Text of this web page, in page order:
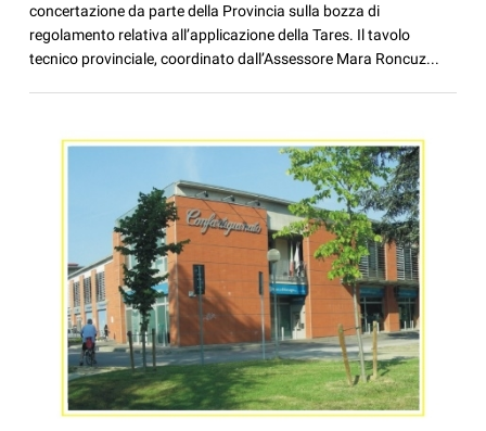
concertazione da parte della Provincia sulla bozza di
regolamento relativa all’applicazione della Tares. Il tavolo
tecnico provinciale, coordinato dall’Assessore Mara Roncuz...